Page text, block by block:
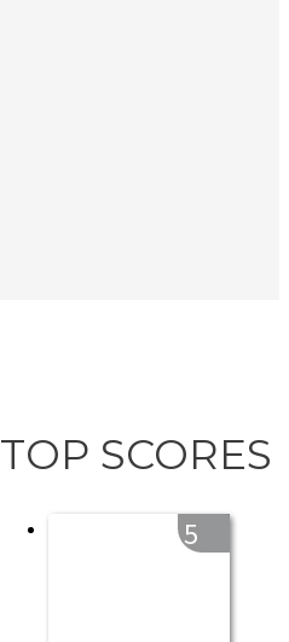
TOP SCORES
5